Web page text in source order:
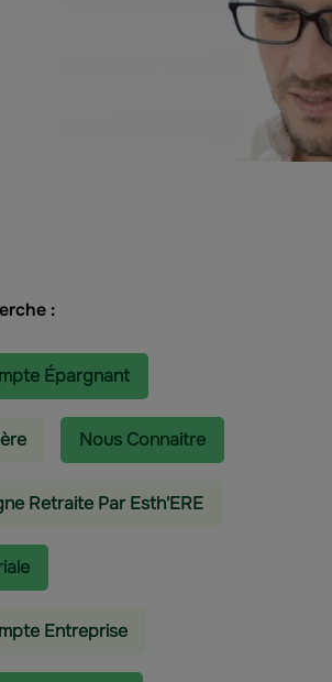
:
Épargnant
Nous Connaitre
Retraite Par Esth'ERE
Entreprise